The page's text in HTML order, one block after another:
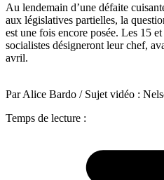
Au lendemain d’une défaite
aux législatives partielles, la
est une fois encore posée. Les 15
socialistes désigneront leur chef,
avril.
Par Alice Bardo / Sujet vidéo :
Temps de lecture :